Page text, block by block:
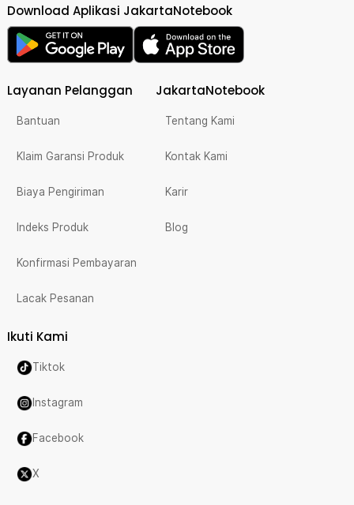
Download Aplikasi JakartaNotebook
Layanan Pelanggan
Bantuan
Klaim Garansi Produk
Biaya Pengiriman
Indeks Produk
Konfirmasi Pembayaran
Lacak Pesanan
JakartaNotebook
Tentang Kami
Kontak Kami
Karir
Blog
Ikuti Kami
Tiktok
Instagram
Facebook
X